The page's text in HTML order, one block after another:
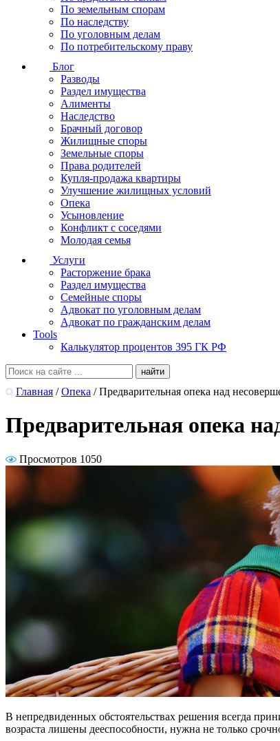
По земельным спорам
По наследству
По уголовным делам
По потребительскому праву
Блог
Разводы
Раздел имущества
Алименты
Наследство
Брачный договор
Жилищные споры
Земельные споры
Права родителей
Купля-продажа квартиры
Улучшение жилищных условий
Опека
Усыновление
Конфликт с соседями
Молодая семья
Услуги
Расторжение брака
Раздел имущества
Семейные споры
Адвокат по уголовным делам
Адвокат по гражданским делам
Tools
Калькулятор процентов 395 ГК РФ
Главная / Опека / Предварительная опека над
Предварительная опека
Просмотров 1050
В непредвиденных обстоятельствах решения всегда
возраста лишены дееспособности, нужна не только